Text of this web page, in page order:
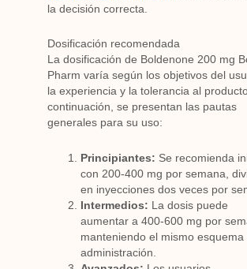
la decisión correcta.
Dosificación recomendada
La dosificación de Boldenone 200 mg
Pharm varía según los objetivos del
la experiencia y la tolerancia al
continuación, se presentan las pautas
generales para su uso:
Principiantes: Se recomienda
con 200-400 mg por semana,
en inyecciones dos veces por
Intermedios: La dosis puede
aumentar a 400-600 mg por
manteniendo el mismo esquema
administración.